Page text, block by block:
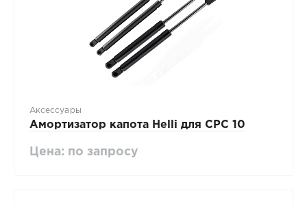
Аксессуары
Амортизатор капота Нelli для CPC 10
Цена: по запросу